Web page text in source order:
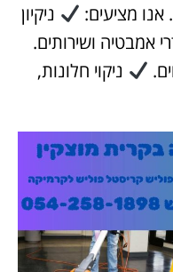
אנו מציעים:
ניקיון
אמבטיה ושירותים.
ניקוי חלונות,